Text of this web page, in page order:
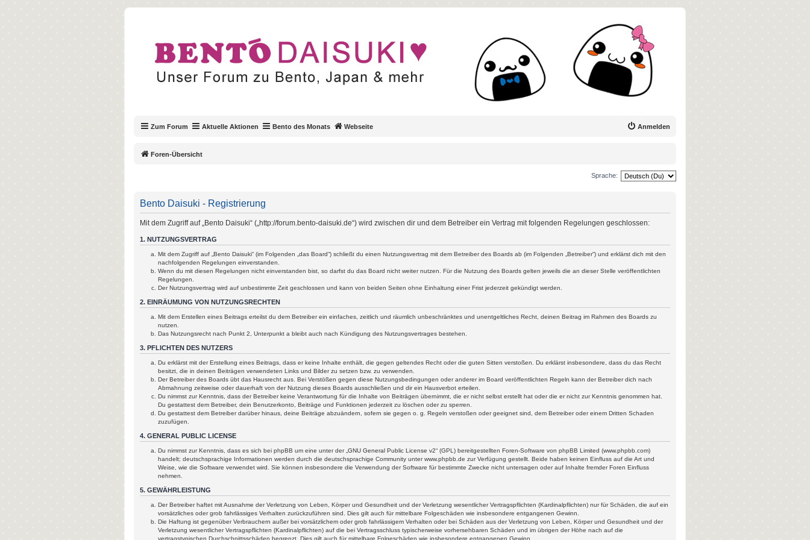
Zum Forum Aktuelle Aktionen Bento des Monats Webseite Anmelden
Foren-Übersicht
Sprache:
Bento Daisuki - Registrierung
Mit dem Zugriff auf „Bento Daisuki“ („http://forum.bento-daisuki.de“) wird zwischen dir und dem Betreiber ein Vertrag mit folgenden Regelungen geschlossen:
1. NUTZUNGSVERTRAG
Mit dem Zugriff auf „Bento Daisuki“ (im Folgenden „das Board“) schließt du einen Nutzungsvertrag mit dem Betreiber des Boards ab (im Folgenden „Betreiber“) und erklärst dich mit den
nachfolgenden Regelungen einverstanden.
Wenn du mit diesen Regelungen nicht einverstanden bist, so darfst du das Board nicht weiter nutzen. Für die Nutzung des Boards gelten jeweils die an dieser Stelle veröffentlichten
Regelungen.
Der Nutzungsvertrag wird auf unbestimmte Zeit geschlossen und kann von beiden Seiten ohne Einhaltung einer Frist jederzeit gekündigt werden.
2. EINRÄUMUNG VON NUTZUNGSRECHTEN
Mit dem Erstellen eines Beitrags erteilst du dem Betreiber ein einfaches, zeitlich und räumlich unbeschränktes und unentgeltliches Recht, deinen Beitrag im Rahmen des Boards zu
nutzen.
Das Nutzungsrecht nach Punkt 2, Unterpunkt a bleibt auch nach Kündigung des Nutzungsvertrages bestehen.
3. PFLICHTEN DES NUTZERS
Du erklärst mit der Erstellung eines Beitrags, dass er keine Inhalte enthält, die gegen geltendes Recht oder die guten Sitten verstoßen. Du erklärst insbesondere, dass du das Recht
besitzt, die in deinen Beiträgen verwendeten Links und Bilder zu setzen bzw. zu verwenden.
Der Betreiber des Boards übt das Hausrecht aus. Bei Verstößen gegen diese Nutzungsbedingungen oder anderer im Board veröffentlichten Regeln kann der Betreiber dich nach
Abmahnung zeitweise oder dauerhaft von der Nutzung dieses Boards ausschließen und dir ein Hausverbot erteilen.
Du nimmst zur Kenntnis, dass der Betreiber keine Verantwortung für die Inhalte von Beiträgen übernimmt, die er nicht selbst erstellt hat oder die er nicht zur Kenntnis genommen hat.
Du gestattest dem Betreiber, dein Benutzerkonto, Beiträge und Funktionen jederzeit zu löschen oder zu sperren.
Du gestattest dem Betreiber darüber hinaus, deine Beiträge abzuändern, sofern sie gegen o. g. Regeln verstoßen oder geeignet sind, dem Betreiber oder einem Dritten Schaden
zuzufügen.
4. GENERAL PUBLIC LICENSE
Du nimmst zur Kenntnis, dass es sich bei phpBB um eine unter der „ GNU General Public License v2“ (GPL) bereitgestellten Foren-Software von phpBB Limited (www.phpbb.com)
handelt; deutschsprachige Informationen werden durch die deutschsprachige Community unter www.phpbb.de zur Verfügung gestellt. Beide haben keinen Einfluss auf die Art und
Weise, wie die Software verwendet wird. Sie können insbesondere die Verwendung der Software für bestimmte Zwecke nicht untersagen oder auf Inhalte fremder Foren Einfluss
nehmen.
5. GEWÄHRLEISTUNG
Der Betreiber haftet mit Ausnahme der Verletzung von Leben, Körper und Gesundheit und der Verletzung wesentlicher Vertragspflichten (Kardinalpflichten) nur für Schäden, die auf ein
vorsätzliches oder grob fahrlässiges Verhalten zurückzuführen sind. Dies gilt auch für mittelbare Folgeschäden wie insbesondere entgangenen Gewinn.
Die Haftung ist gegenüber Verbrauchern außer bei vorsätzlichem oder grob fahrlässigem Verhalten oder bei Schäden aus der Verletzung von Leben, Körper und Gesundheit und der
Verletzung wesentlicher Vertragspflichten (Kardinalpflichten) auf die bei Vertragsschluss typischerweise vorhersehbaren Schäden und im übrigen der Höhe nach auf die
vertragstypischen Durchschnittsschäden begrenzt. Dies gilt auch für mittelbare Folgeschäden wie insbesondere entgangenen Gewinn.